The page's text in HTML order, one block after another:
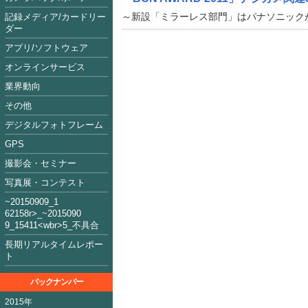
～新設「ミラーレス部門」はパナソニック
記録メディア/カードリー
ダー
アプリ/ソフトウェア
オンラインサービス
業界動向
その他
デジタルフォトフレーム
GPS
撮影会・セミナー
写真展・コンテスト
~20150909_1
62158r>_~2015090
9_15411<wbr>5_不具合
長期リアルタイムレポー
ト
バックナンバー
2015年